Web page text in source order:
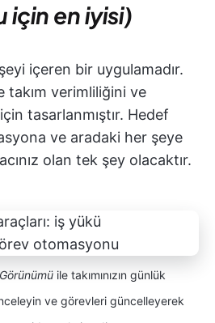
en iyisi)
içeren bir uygulamadır.
takım verimliliğini ve
tasarlanmıştır. Hedef
ve aradaki her şeye
olan tek şey olacaktır.
ile takımınızın günlük
ve görevleri güncelleyerek